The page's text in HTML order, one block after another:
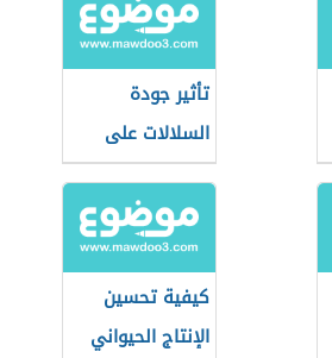
تأثير جودة
السلالات على
الإنتاج الحيواني
كيفية تحسين
الإنتاج الحيواني